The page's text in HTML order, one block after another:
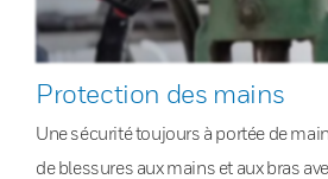
Protection des mains
Une sécurité toujours à portée de
de blessures aux mains et aux bras